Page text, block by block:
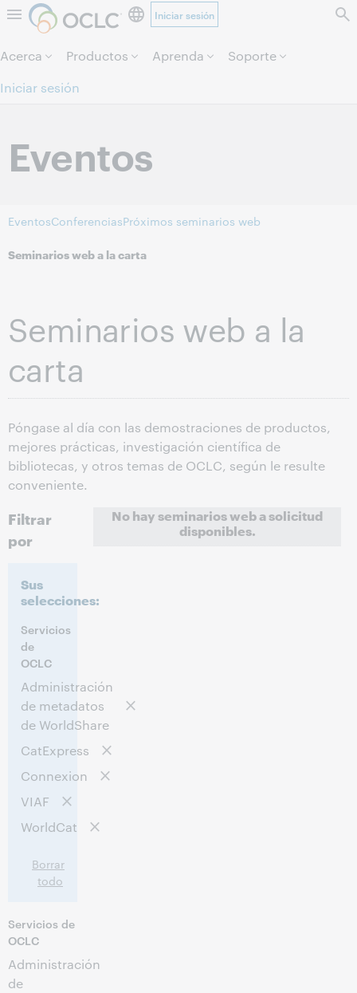
Saltar al contenido.
Iniciar sesión
Acerca Productos Aprenda
Soporte
Iniciar sesión
Eventos
EventosConferenciasPróximos seminarios web
Seminarios web a la carta
Seminarios web a la
carta
Póngase al día con las demostraciones de productos,
mejores prácticas, investigación científica de
bibliotecas, y otros temas de OCLC, según le resulte
conveniente.
Filtrar
por
Sus
selecciones:
Servicios
de
OCLC
Administración
de metadatos
de WorldShare
CatExpress
Connexion
VIAF
WorldCat
Borrar
todo
Servicios de
OCLC
Administración
de
No hay seminarios web a solicitud
disponibles.